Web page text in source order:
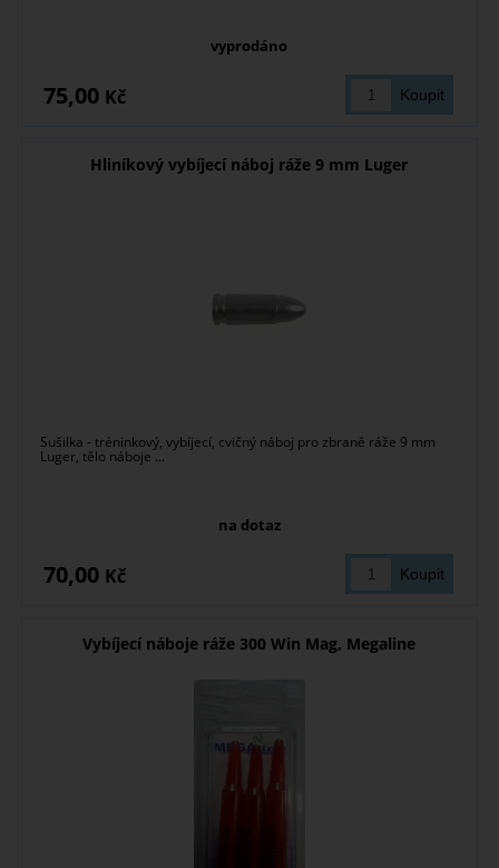
vyprodáno
75,00 Kč
Hliníkový vybíjecí náboj ráže 9 mm Luger
Sušilka - tréninkový, vybíjecí, cvičný náboj pro zbraně ráže 9 mm
Luger, tělo náboje ...
na dotaz
70,00 Kč
Vybíjecí náboje ráže 300 Win Mag, Megaline